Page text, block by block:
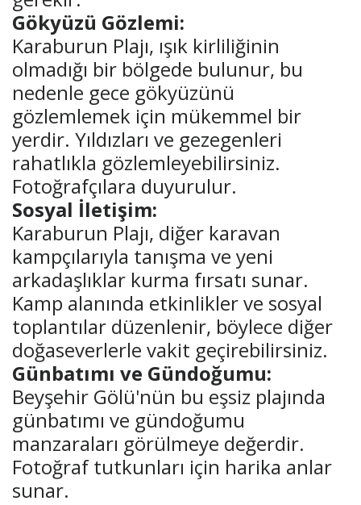
Gökyüzü Gözlemi:
Karaburun Plajı, ışık kirliliğinin
olmadığı bir bölgede bulunur, bu
nedenle gece gökyüzünü
gözlemlemek için mükemmel bir
yerdir. Yıldızları ve gezegenleri
rahatlıkla gözlemleyebilirsiniz.
Fotoğrafçılara duyurulur.
Sosyal İletişim:
Karaburun Plajı, diğer karavan
kampçılarıyla tanışma ve yeni
arkadaşlıklar kurma fırsatı sunar.
Kamp alanında etkinlikler ve sosyal
toplantılar düzenlenir, böylece diğer
doğaseverlerle vakit geçirebilirsiniz.
Günbatımı ve Gündoğumu:
Beyşehir Gölü'nün bu eşsiz plajında
günbatımı ve gündoğumu
manzaraları görülmeye değerdir.
Fotoğraf tutkunları için harika anlar
sunar.